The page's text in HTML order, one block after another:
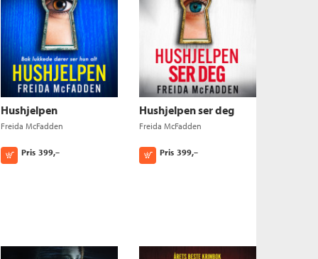
Hushjelpen
Freida McFadden
Pris 399,–
Kjøp
Hushjelpen ser deg
Freida McFadden
Pris 399,–
Kjøp